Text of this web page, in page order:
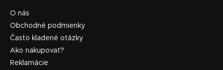
O nás
Obchodné podmienky
Často kladené otázky
Ako nakupovať?
Reklamácie